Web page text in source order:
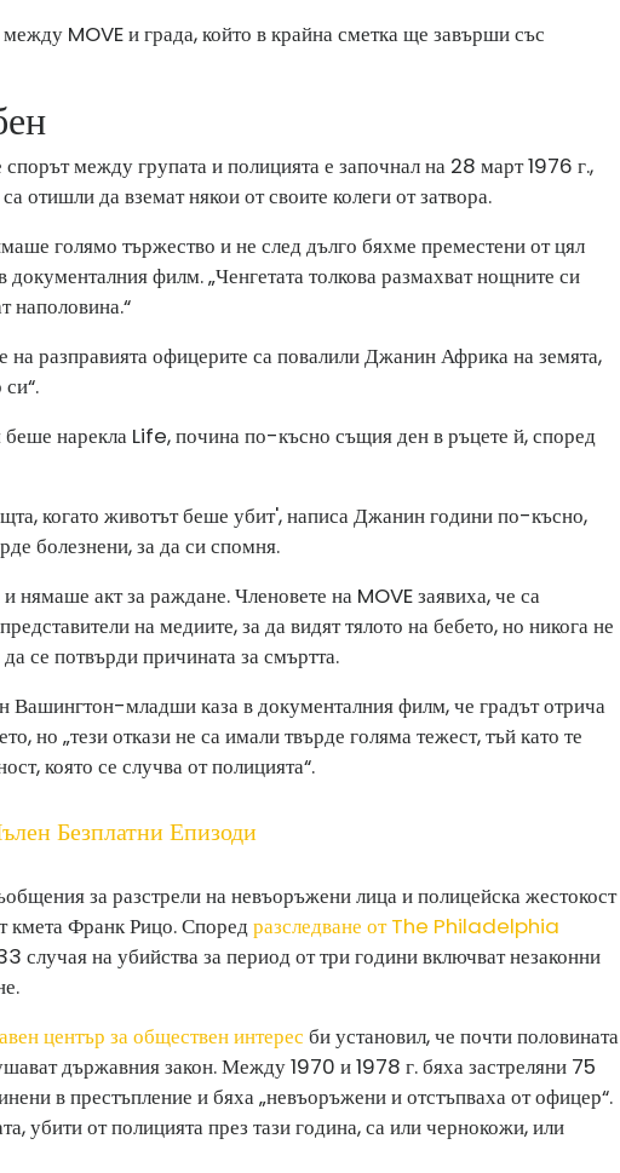
MOVE и града, който в крайна сметка ще завърши със
спорът между групата и полицията е започнал на 28 март 1976 г.,
отишли ​​да вземат някои от своите колеги от затвора.
голямо тържество и не след дълго бяхме преместени от цял
филм. „Ченгетата толкова размахват нощните си
наполовина.“
на разправията офицерите са повалили Джанин Африка на земята,
беше нарекла Life, почина по-късно същия ден в ръцете й, според
когато животът беше убит', написа Джанин години по-късно,
болезнени, за да си спомня.
нямаше акт за раждане. Членовете на MOVE заявиха, че са
на медиите, за да видят тялото на бебето, но никога не
се потвърди причината за смъртта.
Вашингтон-младши каза в документалния филм, че градът отрича
но „тези откази не са имали твърде голяма тежест, тъй като те
която се случва от полицията“.
Безплатни Епизоди
за разстрели на невъоръжени лица и полицейска жестокост
кмета Франк Рицо. Споредразследване от The Philadelphia
случая на убийства за период от три години включват незаконни
център за обществен интерес би установил, че почти половината
държавния закон. Между 1970 и 1978 г. бяха застреляни 75
в престъпление и бяха „невъоръжени и отстъпваха от офицер“.
убити от полицията през тази година, са или чернокожи, или